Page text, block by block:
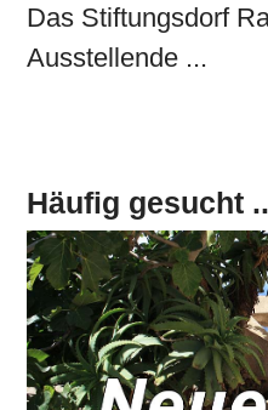
Das Stiftungsdorf
Ausstellende ...
Häufig gesucht